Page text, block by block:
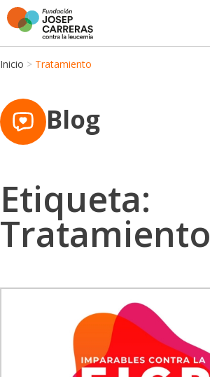
Inicio > Tratamiento
Blog
Etiqueta:
Tratamiento